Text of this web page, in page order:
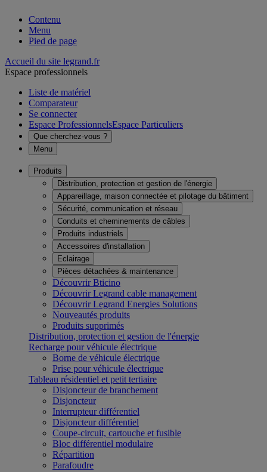
Contenu
Menu
Pied de page
Accueil du site legrand.fr
Espace professionnels
Liste de matériel
Comparateur
Se connecter
Espace ProfessionnelsEspace Particuliers
Que cherchez-vous ?
Menu
Produits
Distribution, protection et gestion de l'énergie
Appareillage, maison connectée et pilotage du bâtiment
Sécurité, communication et réseau
Conduits et cheminements de câbles
Produits industriels
Accessoires d'installation
Eclairage
Pièces détachées & maintenance
Découvrir Bticino
Découvrir Legrand cable management
Découvrir Legrand Energies Solutions
Nouveautés produits
Produits supprimés
Distribution, protection et gestion de l'énergie
Recharge pour véhicule électrique
Borne de véhicule électrique
Prise pour véhicule électrique
Tableau résidentiel et petit tertiaire
Disjoncteur de branchement
Disjoncteur
Interrupteur différentiel
Disjoncteur différentiel
Coupe-circuit, cartouche et fusible
Bloc différentiel modulaire
Répartition
Parafoudre